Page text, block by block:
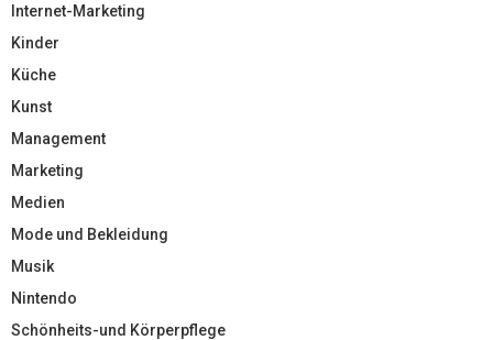
Internet-Marketing
Kinder
Küche
Kunst
Management
Marketing
Medien
Mode und Bekleidung
Musik
Nintendo
Schönheits-und Körperpflege